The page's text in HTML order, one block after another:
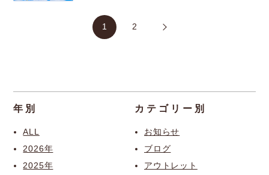
1 2
年別
ALL
2026年
2025年
カテゴリー別
お知らせ
ブログ
アウトレット